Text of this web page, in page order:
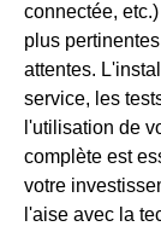
connectée,
plus
attentes.
service, les
l'utilisation de
complète est
votre
l'aise avec la